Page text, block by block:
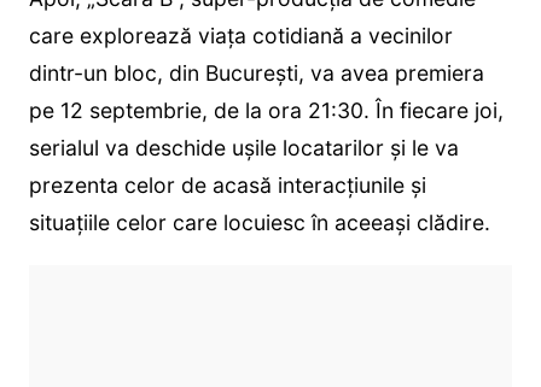
care explorează viața cotidiană a vecinilor
dintr-un bloc, din București, va avea premiera
pe 12 septembrie, de la ora 21:30. În fiecare joi,
serialul va deschide ușile locatarilor și le va
prezenta celor de acasă interacțiunile și
situațiile celor care locuiesc în aceeași clădire.